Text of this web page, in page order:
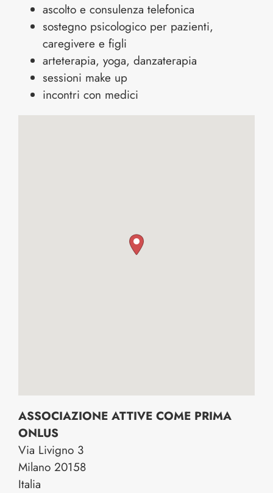
ascolto e consulenza telefonica
sostegno psicologico per pazienti,
caregivere e figli
arteterapia, yoga, danzaterapia
sessioni make up
incontri con medici
ASSOCIAZIONE ATTIVE COME PRIMA
ONLUS
Via Livigno 3
Milano 20158
Italia